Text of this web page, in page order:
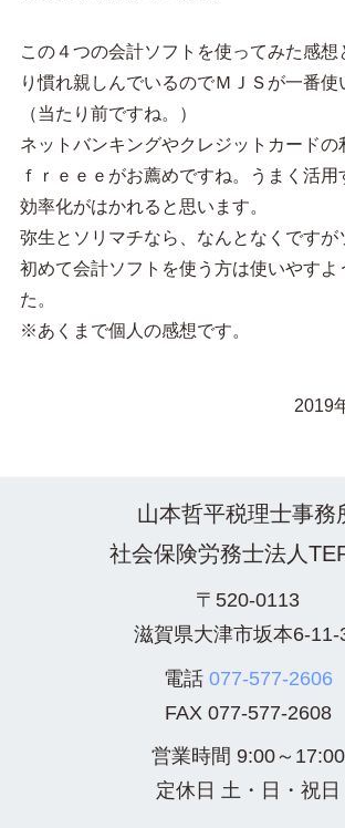
この４つの会計ソフトを使ってみた感想
り慣れ親しんでいるのでＭＪＳが一番使
（当たり前ですね。）
ネットバンキングやクレジットカードの
ｆｒｅｅｅがお薦めですね。うまく活
効率化がはかれると思います。
弥生とソリマチなら、なんとなくですが
初めて会計ソフトを使う方は使いやすよ
た。
※あくまで個人の感想です。
2019
山本哲平税理士事務
社会保険労務士法人
〒520-0113
滋賀県大津市坂本6-11-
電話 077-577-2606
FAX 077-577-2608
営業時間 9:00～17:00
定休日 土・日・祝日